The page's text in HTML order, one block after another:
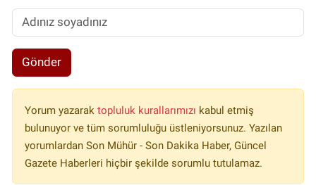
Gönder
Yorum yazarak topluluk kurallarımızı kabul etmiş
bulunuyor ve tüm sorumluluğu üstleniyorsunuz. Yazılan
yorumlardan Son Mühür - Son Dakika Haber, Güncel
Gazete Haberleri hiçbir şekilde sorumlu tutulamaz.